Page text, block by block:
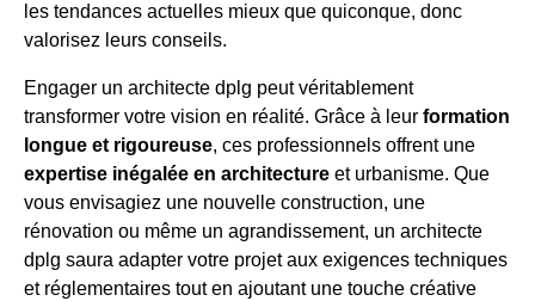
les tendances actuelles mieux que quiconque, donc
valorisez leurs conseils.
Engager un architecte dplg peut véritablement
transformer votre vision en réalité. Grâce à leur formation
longue et rigoureuse, ces professionnels offrent une
expertise inégalée en architecture et urbanisme. Que
vous envisagiez une nouvelle construction, une
rénovation ou même un agrandissement, un architecte
dplg saura adapter votre projet aux exigences techniques
et réglementaires tout en ajoutant une touche créative